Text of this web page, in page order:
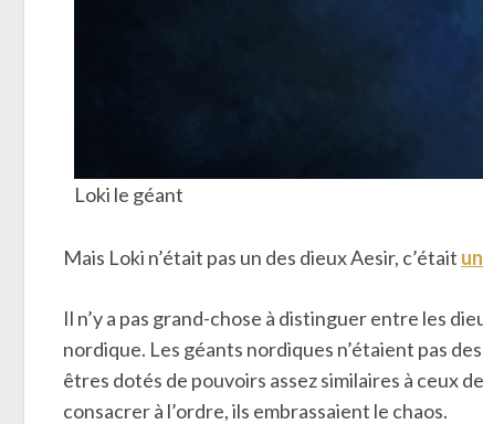
Loki le géant
Mais Loki n’était pas un des dieux Aesir, c’était
Il n’y a pas grand-chose à distinguer entre les
nordique. Les géants nordiques n’étaient pas
êtres dotés de pouvoirs assez similaires à ceux
consacrer à l’ordre, ils embrassaient le chaos.